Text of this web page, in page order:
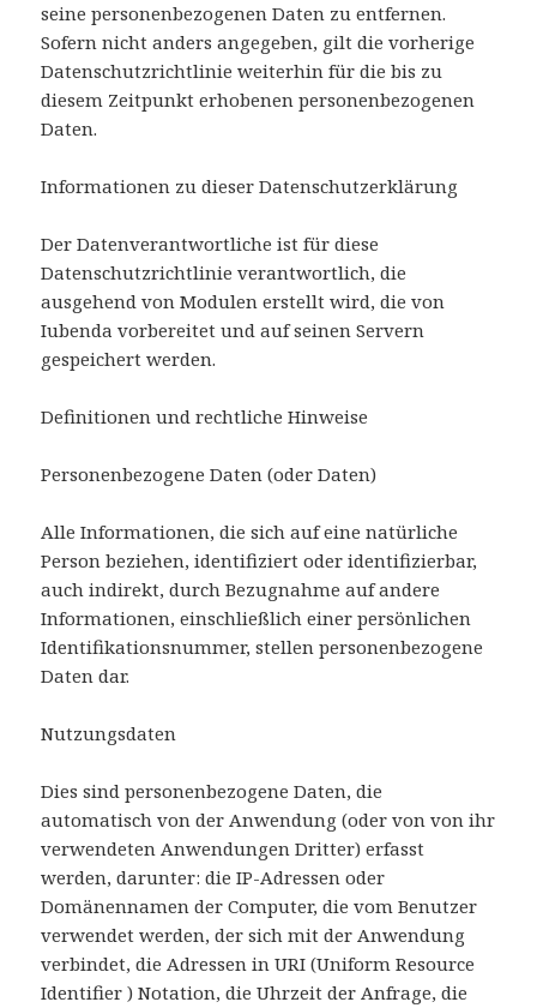
seine personenbezogenen Daten zu entfernen.
Sofern nicht anders angegeben, gilt die vorherige
Datenschutzrichtlinie weiterhin für die bis zu
diesem Zeitpunkt erhobenen personenbezogenen
Daten.
Informationen zu dieser Datenschutzerklärung
Der Datenverantwortliche ist für diese
Datenschutzrichtlinie verantwortlich, die
ausgehend von Modulen erstellt wird, die von
Iubenda vorbereitet und auf seinen Servern
gespeichert werden.
Definitionen und rechtliche Hinweise
Personenbezogene Daten (oder Daten)
Alle Informationen, die sich auf eine natürliche
Person beziehen, identifiziert oder identifizierbar,
auch indirekt, durch Bezugnahme auf andere
Informationen, einschließlich einer persönlichen
Identifikationsnummer, stellen personenbezogene
Daten dar.
Nutzungsdaten
Dies sind personenbezogene Daten, die
automatisch von der Anwendung (oder von von ihr
verwendeten Anwendungen Dritter) erfasst
werden, darunter: die IP-Adressen oder
Domänennamen der Computer, die vom Benutzer
verwendet werden, der sich mit der Anwendung
verbindet, die Adressen in URI (Uniform Resource
Identifier ) ​​Notation, die Uhrzeit der Anfrage, die